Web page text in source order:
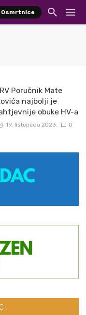
Osmrtnice
Poručnik Mate
najbolji je
obuke HV-a
19. listopada 2023. 0